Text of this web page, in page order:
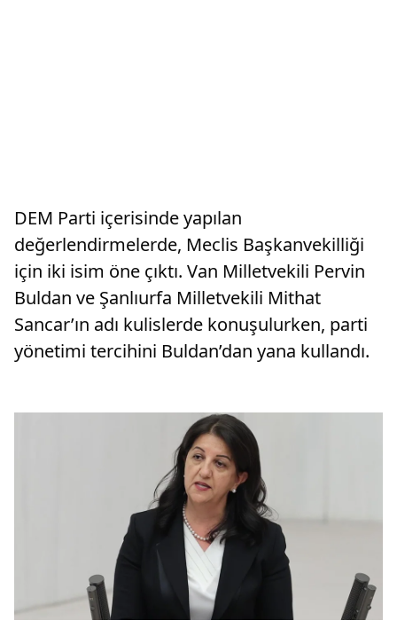
DEM Parti içerisinde yapılan
değerlendirmelerde, Meclis Başkanvekilliği
için iki isim öne çıktı. Van Milletvekili Pervin
Buldan ve Şanlıurfa Milletvekili Mithat
Sancar’ın adı kulislerde konuşulurken, parti
yönetimi tercihini Buldan’dan yana kullandı.